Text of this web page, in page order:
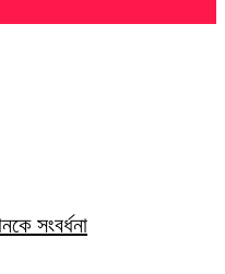
সংবর্ধনা